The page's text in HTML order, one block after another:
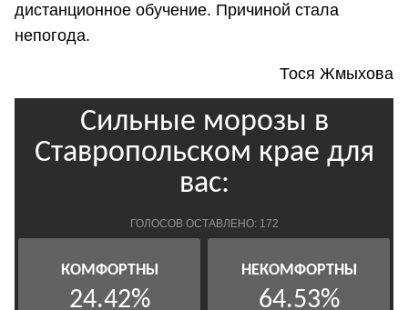
дистанционное обучение. Причиной стала
непогода.
Тося Жмыхова